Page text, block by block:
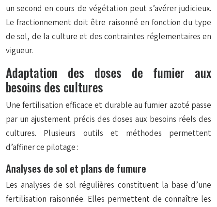
un second en cours de végétation peut s’avérer judicieux.
Le fractionnement doit être raisonné en fonction du type
de sol, de la culture et des contraintes réglementaires en
vigueur.
Adaptation des doses de fumier aux
besoins des cultures
Une fertilisation efficace et durable au fumier azoté passe
par un ajustement précis des doses aux besoins réels des
cultures. Plusieurs outils et méthodes permettent
d’affiner ce pilotage :
Analyses de sol et plans de fumure
Les analyses de sol régulières constituent la base d’une
fertilisation raisonnée. Elles permettent de connaître les